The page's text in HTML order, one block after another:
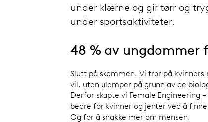
under klærne og gir tørr og
under sportsaktiviteter.
48 % av ungdommer
Slutt på skammen. Vi tror på
vil, uten ulemper på grunn av de
Derfor skapte vi Female Engineering
bedre for kvinner og jenter ved å
Og for å snakke mer om mensen.